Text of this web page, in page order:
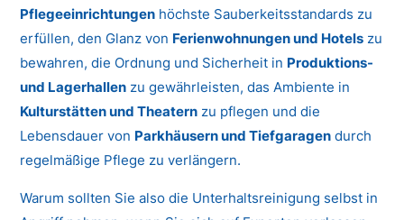
Pflegeeinrichtungen höchste Sauberkeitsstandards zu
erfüllen, den Glanz von Ferienwohnungen und Hotels zu
bewahren, die Ordnung und Sicherheit in Produktions-
und Lagerhallen zu gewährleisten, das Ambiente in
Kulturstätten und Theatern zu pflegen und die
Lebensdauer von Parkhäusern und Tiefgaragen durch
regelmäßige Pflege zu verlängern.
Warum sollten Sie also die Unterhaltsreinigung selbst in